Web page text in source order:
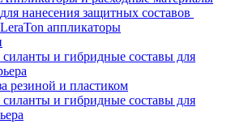
для нанесения защитных составов
LeraTon аппликаторы
и гибридные составы для
резиной и пластиком
и гибридные составы для